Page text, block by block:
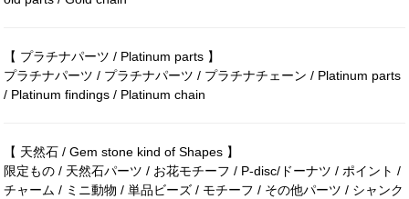
【 プラチナパーツ / Platinum parts 】
プラチナパーツ / プラチナパーツ / プラチナチェーン / Platinum parts
/ Platinum findings / Platinum chain
【 天然石 / Gem stone kind of Shapes 】
限定もの / 天然石パーツ / お花モチーフ / P-disc/ドーナツ / ポイント /
チャーム / ミニ動物 / 単品ビーズ / モチーフ / その他パーツ / シャンク